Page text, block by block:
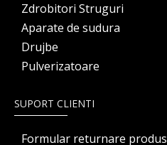
Zdrobitori Struguri
Aparate de sudura
Drujbe
Pulverizatoare
SUPORT CLIENTI
Formular returnare produs